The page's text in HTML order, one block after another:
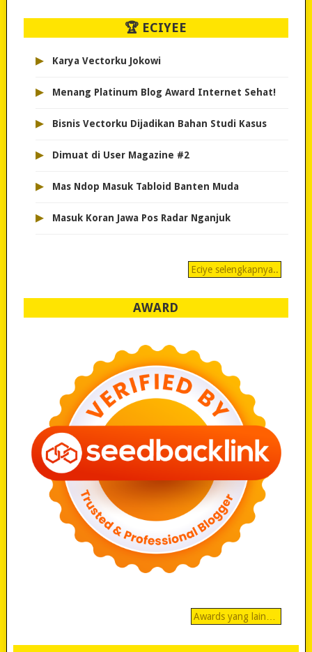
🏆 ECIYEE
▸ Karya Vectorku Jokowi
▸ Menang Platinum Blog Award Internet Sehat!
▸ Bisnis Vectorku Dijadikan Bahan Studi Kasus
▸ Dimuat di User Magazine #2
▸ Mas Ndop Masuk Tabloid Banten Muda
▸ Masuk Koran Jawa Pos Radar Nganjuk
Eciye selengkapnya..
AWARD
Awards yang lain…